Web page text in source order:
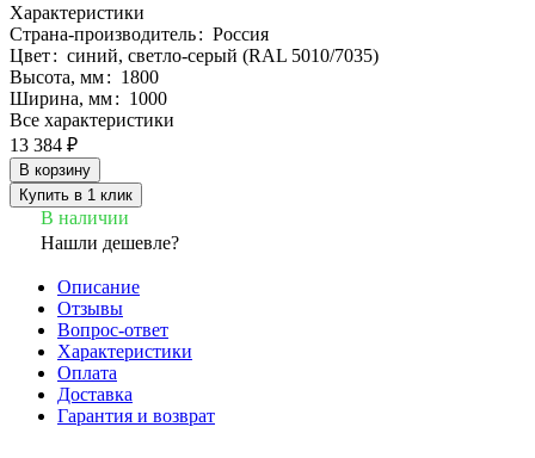
Характеристики
Страна-производитель: Россия
Цвет: синий, светло-серый (RAL 5010/7035)
Высота, мм: 1800
Ширина, мм: 1000
Все характеристики
13 384 ₽
В корзину
Купить в 1 клик
В наличии
Нашли дешевле?
Описание
Отзывы
Вопрос-ответ
Характеристики
Оплата
Доставка
Гарантия и возврат